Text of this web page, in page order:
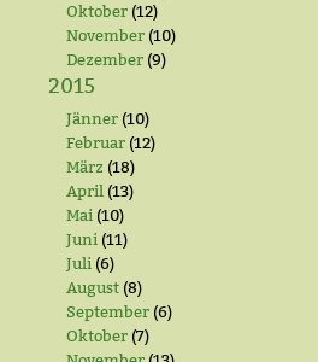
Oktober (12)
November (10)
Dezember (9)
2015
Jänner (10)
Februar (12)
März (18)
April (13)
Mai (10)
Juni (11)
Juli (6)
August (8)
September (6)
Oktober (7)